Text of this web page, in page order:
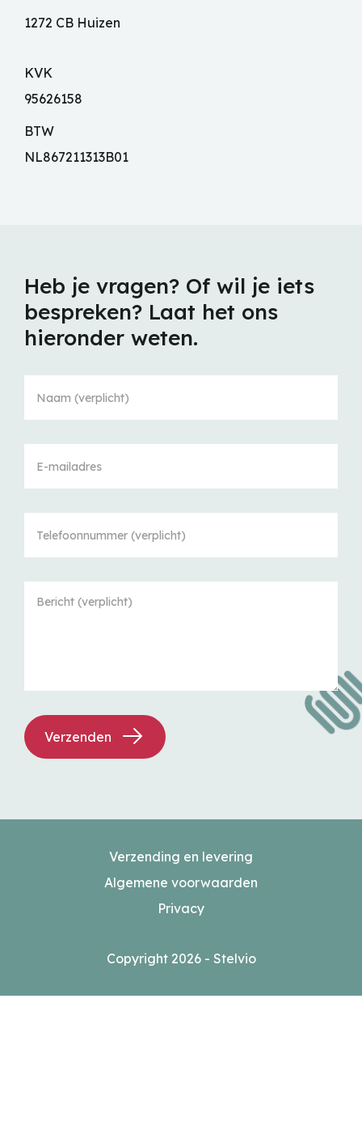
1272 CB Huizen
KVK
95626158
BTW
NL867211313B01
Heb je vragen? Of wil je iets
bespreken? Laat het ons
hieronder weten.
Verzenden
Copyright 2026 - Stelvio
Verzending en levering
Algemene voorwaarden
Privacy